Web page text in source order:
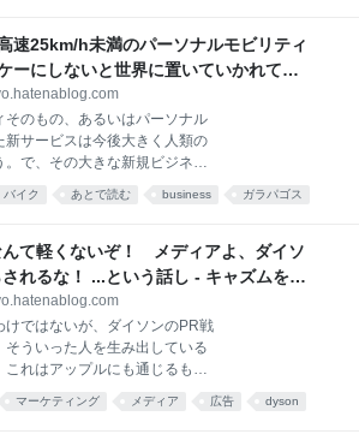
関係を深めていくには、その
い
シャルWebによると590ml、こ
ってことで100ml単価にすると
coffeeは当日内でなきゃいけ
1リットルはコーヒー飲むぜな
ければスタバでWベンティをキ
は困難だ。ちなみに私は平気な
Welcome。 ただ、そうそうスタ
速25km/h未満のパーソナルモビリティ
ーにしないと世界に置いていかれて死
ムを超えろ！
そのもの、あるいはパーソナル
新サービスは今後大きく人類の
で、その大きな新規ビジネス
は法律・条例によって国際標準
規制をかけており、このままで
ことになる。これはすごいまず
？ と思ってて、同じ思いを持
ロビー活動して法改正に持っ
というはなし。 退職金ほしさ
てる窓際オッサンがあと5年も
うのうと生きられるのに対し、
代社員は一寸先は闇状態...って
バイク あとで読む business ガラパゴス
て軽くないぞ！ メディアよ、ダイソ
れるな！ ...という話し - キャズムを超
けではないが、ダイソンのPR戦
ういった人を生み出している
これはアップルにも通じるもの
っちはテクノロジー企業度合い
ダイソンがマーケティング（こ
マーケティング メディア 広告 dyson